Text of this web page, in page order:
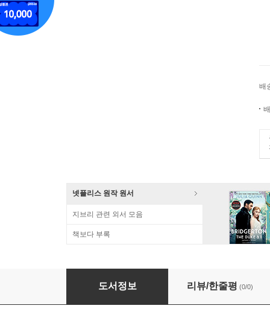
배
넷플리스 원작 원서
지브리 관련 외서 모음
책보다 부록
ティアム-ン帝國物語(8)斷頭台から始まる,姬
도서정보 리뷰/한줄평 (0/0)